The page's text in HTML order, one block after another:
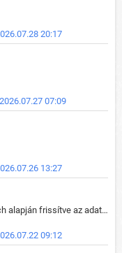
20:17
07:09
13:27
Kártya változások a 36.0.3-as patch alapján frissítve az adatbázisban (képek is cserélve).
09:12